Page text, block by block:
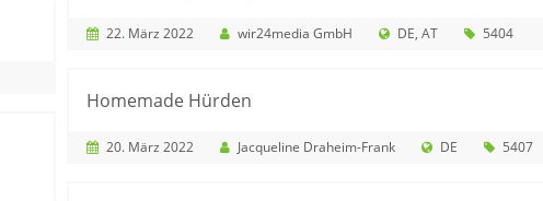
22. März 2022 wir24media GmbH DE AT 5404
Homemade Hürden
20. März 2022 Jacqueline Draheim-Frank DE 5407